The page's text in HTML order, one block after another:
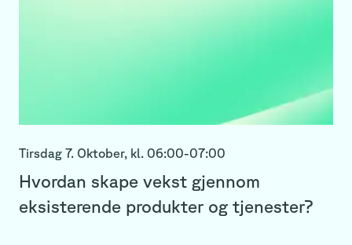
Tirsdag 7. Oktober, kl. 06:00-07:00
Hvordan skape vekst gjennom
eksisterende produkter og tjenester?